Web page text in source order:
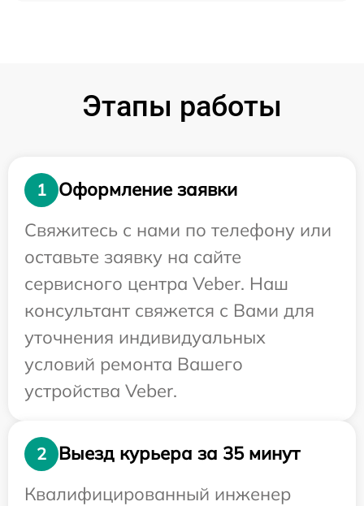
Этапы работы
1
Оформление заявки
Свяжитесь с нами по телефону или
оставьте заявку на сайте
сервисного центра Veber. Наш
консультант свяжется с Вами для
уточнения индивидуальных
условий ремонта Вашего
устройства Veber.
2
Выезд курьера за 35 минут
Квалифицированный инженер